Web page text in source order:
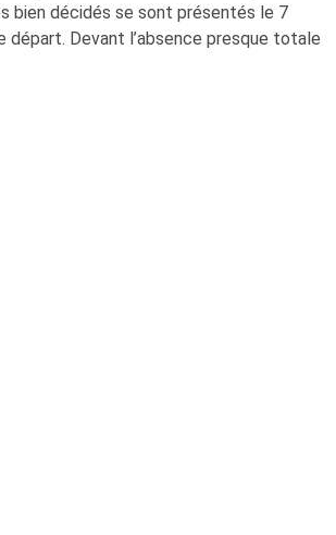
bien décidés se sont présentés le 7
départ. Devant l’absence presque totale